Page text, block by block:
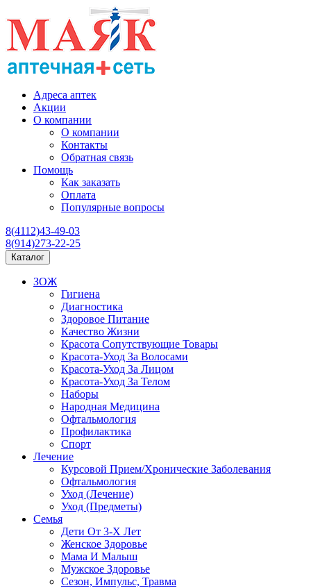
Адреса аптек
Акции
О компании
О компании
Контакты
Обратная связь
Помощь
Как заказать
Оплата
Популярные вопросы
8(4112)43-49-03
8(914)273-22-25
Каталог
ЗОЖ
Гигиена
Диагностика
Здоровое Питание
Качество Жизни
Красота Сопутствующие Товары
Красота-Уход За Волосами
Красота-Уход За Лицом
Красота-Уход За Телом
Наборы
Народная Медицина
Офтальмология
Профилактика
Спорт
Лечение
Курсовой Прием/Хронические Заболевания
Офтальмология
Уход (Лечение)
Уход (Предметы)
Семья
Дети От 3-Х Лет
Женское Здоровье
Мама И Малыш
Мужское Здоровье
Сезон, Импульс, Травма